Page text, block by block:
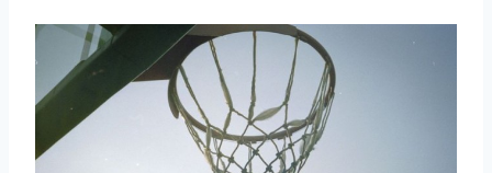
取消 搜索